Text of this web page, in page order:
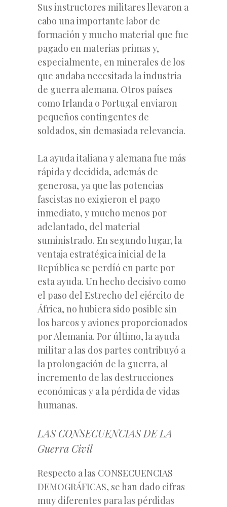
Sus instructores militares llevaron a
cabo una importante labor de
formación y mucho material que fue
pagado en materias primas y,
especialmente, en minerales de los
que andaba necesitada la industria
de guerra alemana. Otros países
como Irlanda o Portugal enviaron
pequeños contingentes de
soldados, sin demasiada relevancia.
La ayuda italiana y alemana fue más
rápida y decidida, además de
generosa, ya que las potencias
fascistas no exigieron el pago
inmediato, y mucho menos por
adelantado, del material
suministrado. En segundo lugar, la
ventaja estratégica inicial de la
República se perdíó en parte por
esta ayuda. Un hecho decisivo como
el paso del Estrecho del ejército de
África, no hubiera sido posible sin
los barcos y aviones proporcionados
por Alemania. Por último, la ayuda
militar a las dos partes contribuyó a
la prolongación de la guerra, al
incremento de las destrucciones
económicas y a la pérdida de vidas
humanas.
LAS CONSECUENCIAS DE LA
Guerra Civil
Respecto a las CONSECUENCIAS
DEMOGRÁFICAS, se han dado cifras
muy diferentes para las pérdidas